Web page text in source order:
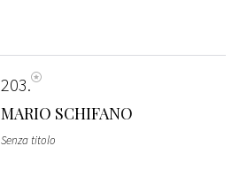
203
MARIO SCHIFANO
Senza titolo